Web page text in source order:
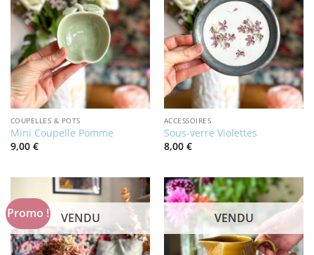
COUPELLES & POTS
Mini Coupelle Pomme
9,00 €
ACCESSOIRES
Sous-verre Violettes
8,00 €
Promo ! VENDU VENDU